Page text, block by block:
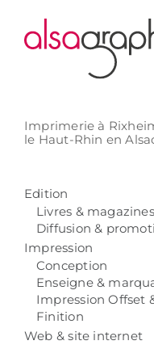
Imprimerie à
le Haut-Rhin en
Edition
Livres & magazines
Diffusion &
Impression
Conception
Enseigne &
Impression Offset
Finition
Web & site internet